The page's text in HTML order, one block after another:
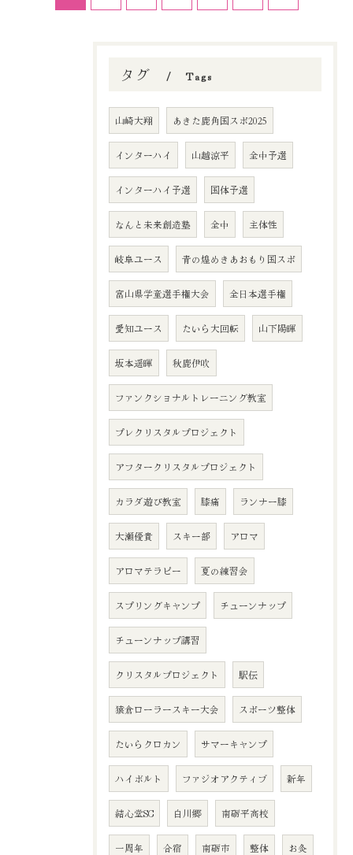
タグ Tags
山崎大翔 あきた鹿角国スポ2025
インターハイ 山越涼平 全中予選
インターハイ予選 国体予選
なんと未来創造塾 全中 主体性
岐阜ユース 青の煌めきあおもり国スポ
富山県学童選手権大会 全日本選手権
愛知ユース たいら大回転 山下陽暉
坂本遥暉 秋鹿伊吹
ファンクショナルトレーニング教室
プレクリスタルプロジェクト
アフタークリスタルプロジェクト
カラダ遊び教室 膝痛 ランナー膝
大瀬優貴 スキー部 アロマ
アロマテラピー 夏の練習会
スプリングキャンプ チューンナップ
チューンナップ講習
クリスタルプロジェクト 駅伝
猿倉ローラースキー大会 スポーツ整体
たいらクロカン サマーキャンプ
ハイボルト ファジオアクティブ 新年
結心堂SC 白川郷 南砺平高校
一周年 合宿 南砺市 整体 お灸
ご予約はこちら